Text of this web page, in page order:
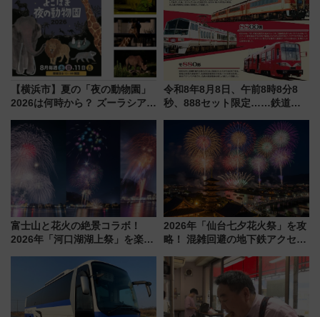
駅からのアクセスも
【横浜市】夏の「夜の動物園」
2026は何時から？ ズーラシア・
見どころ、限定イベントを徹底
解説！
令和8年8月8日、午前8時8分8
秒、888セット限定……鉄道各
富士山と花火の絶景コラボ！
2026年「河口湖湖上祭」を楽し
2026年「仙台七夕花火祭」を攻
略！ 混雑回避の地下鉄アクセス
火前に楽しむ仙台観光ルートま
で解説！